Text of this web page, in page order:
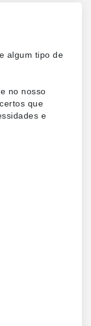
algum tipo de
no nosso
que
e